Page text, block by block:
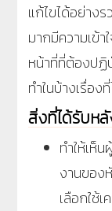
แก้ไขได้อย่าง
มากมีความเข้า
หน้าที่ที่ต้องปฏิ
ทำในบ้างเรื่อ
สิ่งที่ได้รับห
ทำให้เห็
งานของ
เลือกใช้